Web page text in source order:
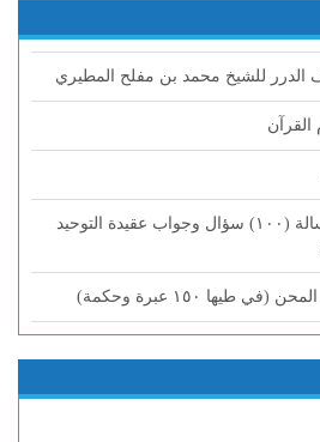
الدرر للشيخ محمد بن مفلح المطيري
التعليق المفيد على رسالة (١٠٠) سؤال وجواب عقيدة التوحيد
طيها ١٥٠ عبرة وحكمة)